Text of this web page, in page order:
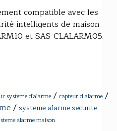
compatible avec les
intelligents de maison
et SAS-CLALARM05.
systeme d'alarme / capteur d alarme /
/ systeme alarme securite
alarme maison